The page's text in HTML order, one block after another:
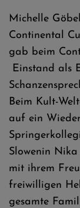
Michelle
Continental
gab beim
Einstand als
Beim Kult-
auf ein
Slowenin
mit ihrem
freiwilligen
gesamte